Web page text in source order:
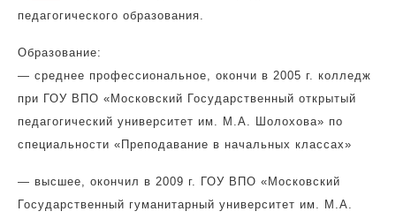
педагогического образования.
Образование:
— среднее профессиональное, окончи в 2005 г. колледж
при ГОУ ВПО «Московский Государственный открытый
педагогический университет им. М.А. Шолохова» по
специальности «Преподавание в начальных классах»
— высшее, окончил в 2009 г. ГОУ ВПО «Московский
Государственный гуманитарный университет им. М.А.